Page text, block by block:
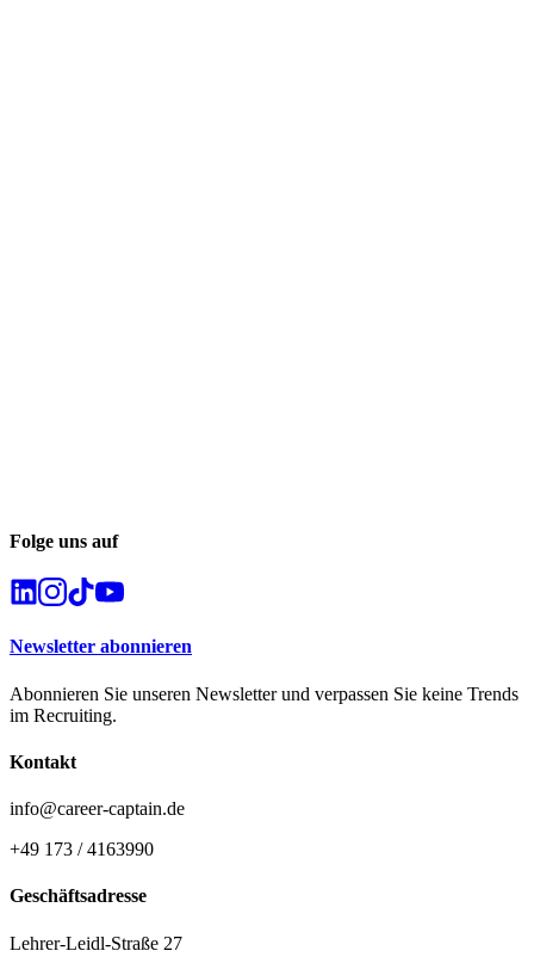
Folge uns auf
Newsletter abonnieren
Abonnieren Sie unseren Newsletter und verpassen Sie keine Trends
im Recruiting.
Kontakt
info@career-captain.de
+49 173 / 4163990
Geschäftsadresse
Lehrer-Leidl-Straße 27